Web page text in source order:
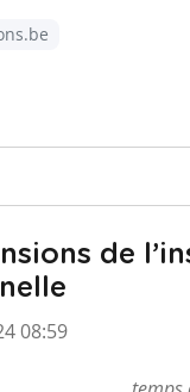
de
08:59